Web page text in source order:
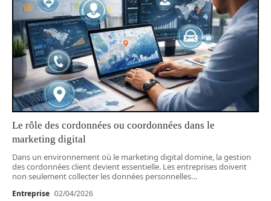
Le rôle des cordonnées ou coordonnées dans le
marketing digital
Dans un environnement où le marketing digital domine, la gestion
des cordonnées client devient essentielle. Les entreprises doivent
non seulement collecter les données personnelles…
Entreprise 02/04/2026